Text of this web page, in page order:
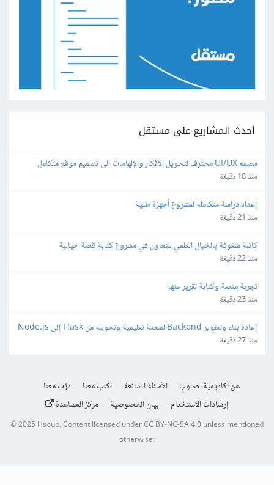
أحدث المشاريع على مستقل
مصمم UI/UX محترف لتحويل الأفكار والإلهامات إلى تصميم موقع متكامل
منذ 18 دقيقة
إعداد دراسة متكاملة لمشروع أجهزة طبية
منذ 21 دقيقة
كاتبة شغوفة بالخيال العلمي للتعاون في مشروع كتابة قصة خيالية
منذ 22 دقيقة
تجربة منصة وكتابة تقرير عنها
منذ 23 دقيقة
إعادة بناء وتطوير Backend لمنصة تعليمية وتحويله من Flask إلى Node.js
منذ 27 دقيقة
عن أكاديمية حسوب الأسئلة الشائعة اكتب معنا
درّب معنا
إرشادات الاستخدام
بيان الخصوصية مركز المساعدة
© 2025 Hsoub.Content licensed underCC BY-NC-SA 4.0unless mentioned
otherwise.